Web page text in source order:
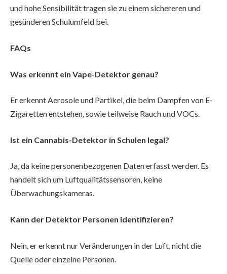
und hohe Sensibilität tragen sie zu einem sichereren und
gesünderen Schulumfeld bei.
FAQs
Was erkennt ein Vape-Detektor genau?
Er erkennt Aerosole und Partikel, die beim Dampfen von E-
Zigaretten entstehen, sowie teilweise Rauch und VOCs.
Ist ein Cannabis-Detektor in Schulen legal?
Ja, da keine personenbezogenen Daten erfasst werden. Es
handelt sich um Luftqualitätssensoren, keine
Überwachungskameras.
Kann der Detektor Personen identifizieren?
Nein, er erkennt nur Veränderungen in der Luft, nicht die
Quelle oder einzelne Personen.